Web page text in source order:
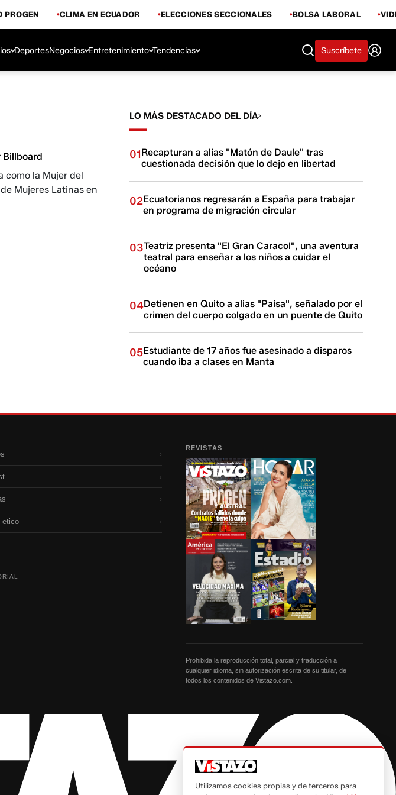
PROGEN CLIMA EN ECUADOR ELECCIONES SECCIONALES BOLSA LABORAL
DeportesNegocios Entretenimiento Tendencias Suscríbete
Billboard
como la Mujer del
Mujeres Latinas en
LO MÁS DESTACADO DEL DÍA
01Recapturan a alias "Matón de Daule" tras
cuestionada decisión que lo dejo en libertad
02Ecuatorianos regresarán a España para trabajar
en programa de migración circular
03Teatriz presenta "El Gran Caracol", una aventura
teatral para enseñar a los niños a cuidar el
océano
04Detienen en Quito a alias "Paisa", señalado por el
crimen del cuerpo colgado en un puente de Quito
05Estudiante de 17 años fue asesinado a disparos
cuando iba a clases en Manta
›
›
›
etico ›
REVISTAS
Prohibida la reproducción total, parcial y traducción a
cualquier idioma, sin autorización escrita de su titular, de
todos los contenidos de Vistazo.com.
Utilizamos cookies propias y de terceros para